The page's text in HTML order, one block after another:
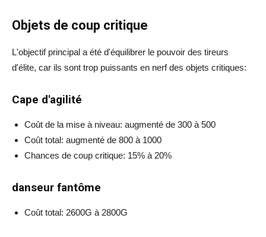
Objets de coup critique
L'objectif principal a été d'équilibrer le pouvoir des tireurs
d'élite, car ils sont trop puissants en nerf des objets critiques:
Cape d'agilité
Coût de la mise à niveau: augmenté de 300 à 500
Coût total: augmenté de 800 à 1000
Chances de coup critique: 15% à 20%
danseur fantôme
Coût total: 2600G à 2800G